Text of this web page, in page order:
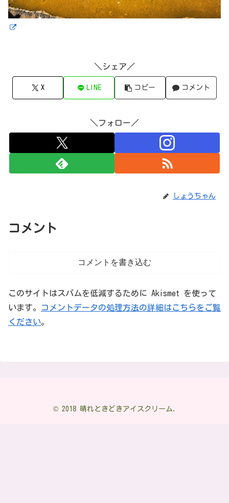
＼シェア／
X LINE コピー コメント
＼フォロー／
しょうちゃん
コメント
コメントを書き込む
このサイトはスパムを低減するために Akismet を使って
います。
コメントデータの処理方法の詳細はこちらをご覧
ください。
© 2018 晴れときどきアイスクリーム.